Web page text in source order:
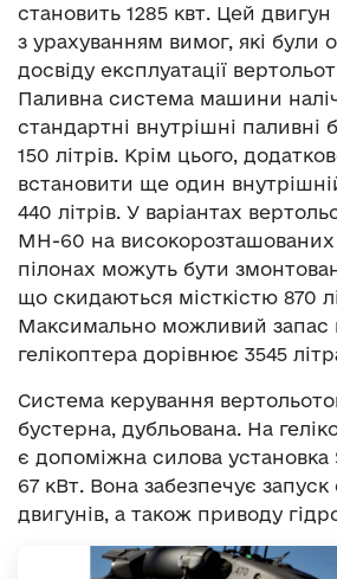
становить 1285 квт. Цей
з урахуванням вимог, які були
досвіду експлуатації
Паливна система машини
стандартні внутрішні паливні
150 літрів. Крім цього,
встановити ще один
440 літрів. У варіантах
МН-60 на високорозташованих
пілонах можуть бути
що скидаються місткістю 870
Максимально можливий запас
гелікоптера дорівнює 3545
Система керування
бустерна, дубльована. На
є допоміжна силова
67 кВт. Вона забезпечує
двигунів, а також приводу